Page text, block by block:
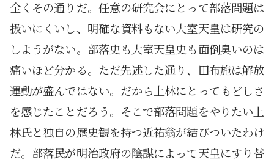
全くその通りだ。任意の研究会にとって部落問題は
扱いにくいし、明確な資料もない大室天皇は研究の
しようがない。部落史も大室天皇史も面倒臭いのは
痛いほど分かる。ただ先述した通り、田布施は解放
運動が盛んではない。だから上林にとってもどしさ
を感じたことだろう。そこで部落問題をやりたい上
林氏と独自の歴史観を持つ近祐翁が結びついたわけ
だ。部落民が明治政府の陰謀によって天皇にすり替